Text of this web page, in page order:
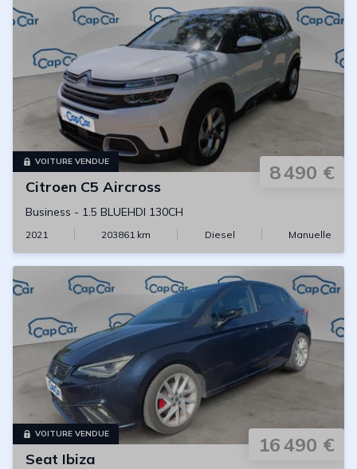
VOITURE VENDUE 8 490 €
Citroen C5 Aircross
Business - 1.5 BLUEHDI 130CH
2021 203861 km Diesel Manuelle
VOITURE VENDUE 16 490 €
Seat Ibiza